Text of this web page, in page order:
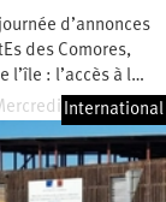
d’annonces
des Comores,
l’île : l’accès à l…
5 juillet 2023
International